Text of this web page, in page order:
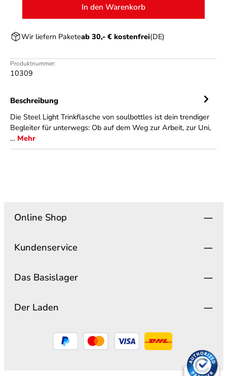
In den Warenkorb
Wir liefern Paketeab 30,- € kostenfrei(DE)
Produktnummer:
10309
Beschreibung
Die Steel Light Trinkflasche von soulbottles ist dein trendiger
Begleiter für unterwegs: Ob auf dem Weg zur Arbeit, zur Uni,
… Mehr
Online Shop
Kundenservice
Das Basislager
Der Laden